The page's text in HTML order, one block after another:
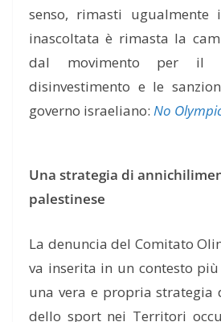
senso, rimasti ugualmente
inascoltata è rimasta la
dal movimento per il
disinvestimento e le
governo israeliano: No
Una strategia di
palestinese
La denuncia del Comitato
va inserita in un contesto
una vera e propria strategia
dello sport nei Territori